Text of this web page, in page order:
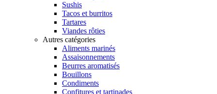
Sushis
Tacos et burritos
Tartares
Viandes rôties
Autres catégories
Aliments marinés
Assaisonnements
Beurres aromatisés
Bouillons
Condiments
Confitures et tartinades